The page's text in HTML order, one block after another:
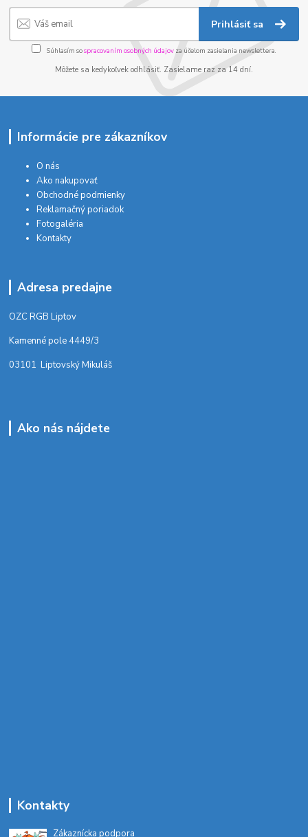
Prihlásiť sa
Súhlasím sospracovaním osobných údajov za účelom zasielania newslettera.
Môžete sa kedykoľvek odhlásiť. Zasielame raz za 14 dní.
Informácie pre zákazníkov
O nás
Ako nakupovať
Obchodné podmienky
Reklamačný poriadok
Fotogaléria
Kontakty
Adresa predajne
OZC RGB Liptov
Kamenné pole 4449/3
03101 Liptovský Mikuláš
Ako nás nájdete
Kontakty
Zákaznícka podpora